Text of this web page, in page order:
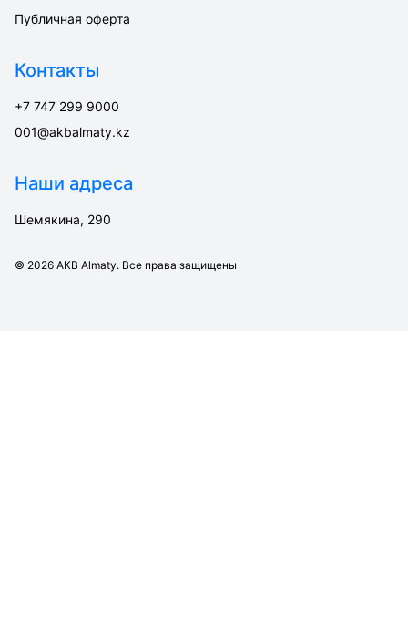
Публичная оферта
Контакты
+7 747 299 9000
001@akbalmaty.kz
Наши адреса
Шемякина, 290
© 2026 AKB Almaty. Все права защищены